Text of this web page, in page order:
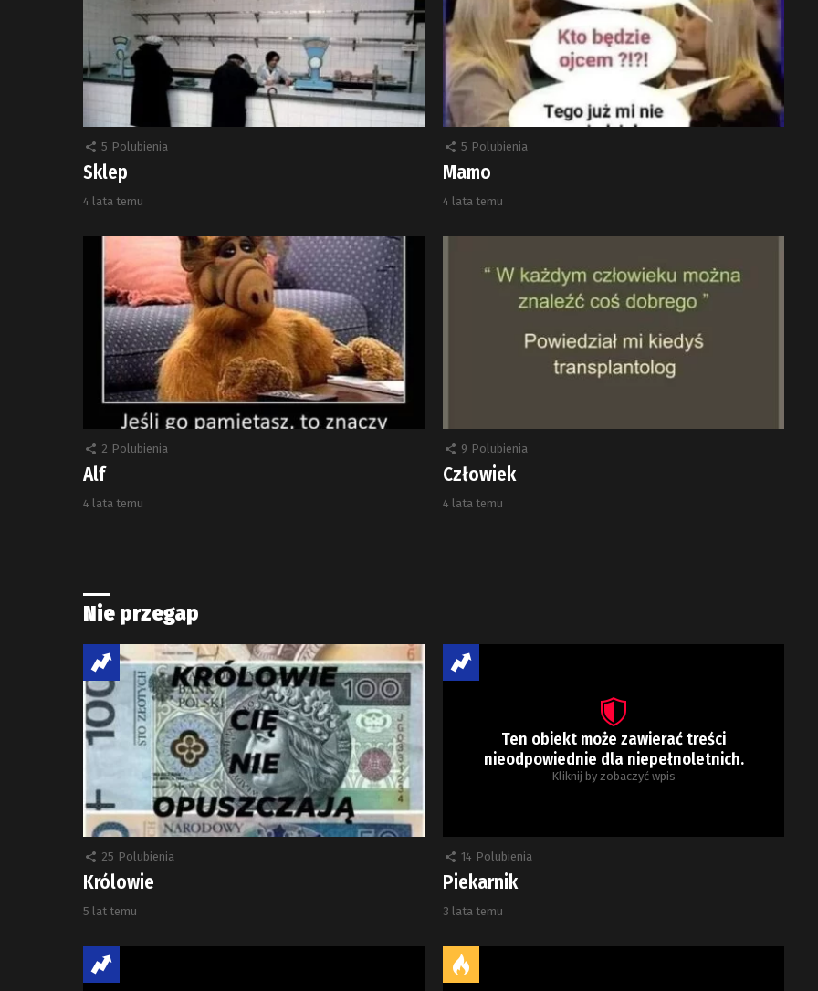
5 Polubienia
Sklep
4 lata temu
5 Polubienia
Mamo
4 lata temu
2 Polubienia
Alf
4 lata temu
9 Polubienia
Człowiek
4 lata temu
Nie przegap
25 Polubienia
Królowie
5 lat temu
Ten obiekt może zawierać treści
nieodpowiednie dla niepełnoletnich.
Kliknij by zobaczyć wpis
14 Polubienia
Piekarnik
3 lata temu